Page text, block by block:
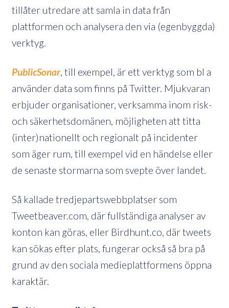
tillåter utredare att samla in data från
plattformen och analysera den via (egenbyggda)
verktyg.
PublicSonar, till exempel, är ett verktyg som bl a
använder data som finns på Twitter. Mjukvaran
erbjuder organisationer, verksamma inom risk-
och säkerhetsdomänen, möjligheten att titta
(inter)nationellt och regionalt på incidenter
som äger rum, till exempel vid en händelse eller
de senaste stormarna som svepte över landet.
Så kallade tredjepartswebbplatser som
Tweetbeaver.com, där fullständiga analyser av
konton kan göras, eller Birdhunt.co, där tweets
kan sökas efter plats, fungerar också så bra på
grund av den sociala medieplattformens öppna
karaktär.